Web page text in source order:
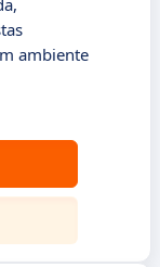
ambiente